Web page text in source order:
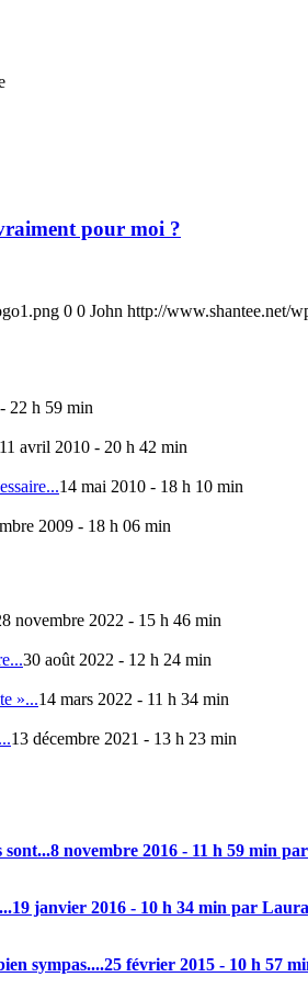
pour moi ?
0 0 John http://www.shantee.net/
22 h 59 min
11 avril 2010 - 20 h 42 min
14 mai 2010 - 18 h 10 min
2009 - 18 h 06 min
novembre 2022 - 15 h 46 min
30 août 2022 - 12 h 24 min
»...14 mars 2022 - 11 h 34 min
13 décembre 2021 - 13 h 23 min
sont...8 novembre 2016 - 11 h 59 min
19 janvier 2016 - 10 h 34 min par Laura
sympas....25 février 2015 - 10 h 57